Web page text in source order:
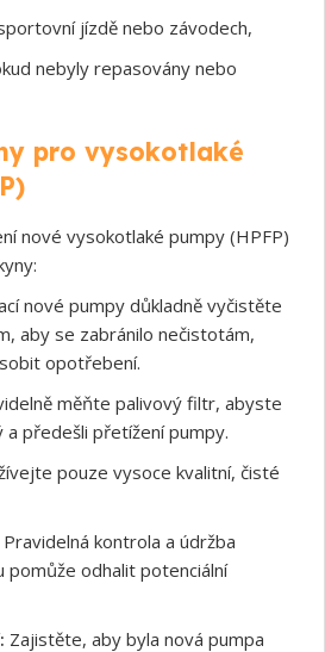
jízdě nebo závodech,
nebyly repasovány nebo
pro vysokotlaké
nové vysokotlaké pumpy (HPFP)
nové pumpy důkladně vyčistěte
aby se zabránilo nečistotám,
opotřebení.
měňte palivový filtr, abyste
předešli přetížení pumpy.
pouze vysoce kvalitní, čisté
Pravidelná kontrola a údržba
pomůže odhalit potenciální
Zajistěte, aby byla nová pumpa